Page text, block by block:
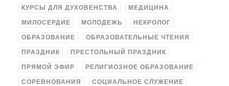
КУРСЫ ДЛЯ ДУХОВЕНСТВА МЕДИЦИНА
МИЛОСЕРДИЕ МОЛОДЕЖЬ НЕКРОЛОГ
ОБРАЗОВАНИЕ ОБРАЗОВАТЕЛЬНЫЕ ЧТЕНИЯ
ПРАЗДНИК ПРЕСТОЛЬНЫЙ ПРАЗДНИК
ПРЯМОЙ ЭФИР РЕЛИГИОЗНОЕ ОБРАЗОВАНИЕ
СОРЕВНОВАНИЯ СОЦИАЛЬНОЕ СЛУЖЕНИЕ